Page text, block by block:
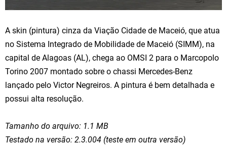
A skin (pintura) cinza da Viação Cidade de Maceió, que atua
no Sistema Integrado de Mobilidade de Maceió (SIMM), na
capital de Alagoas (AL), chega ao OMSI 2 para o Marcopolo
Torino 2007 montado sobre o chassi Mercedes-Benz
lançado pelo Victor Negreiros. A pintura é bem detalhada e
possui alta resolução.
Tamanho do arquivo: 1.1 MB
Testado na versão: 2.3.004 (teste em outra versão)